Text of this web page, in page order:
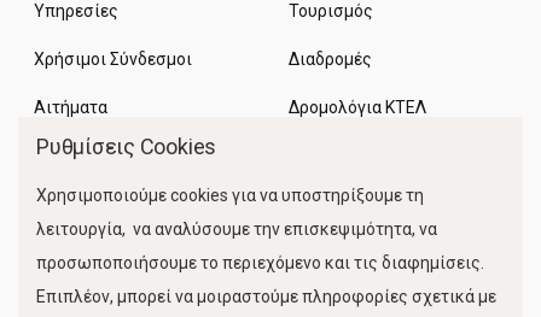
Υπηρεσίες
Χρήσιμοι Σύνδεσμοι
Αιτήματα
Τουρισμός
Διαδρομές
Δρομολόγια ΚΤΕΛ
Κίνηση Λιμένος
Ρυθμίσεις Cookies
Χρησιμοποιούμε cookies για να υποστηρίξουμε τη
λειτουργία, να αναλύσουμε την επισκεψιμότητα, να
προσωποποιήσουμε το περιεχόμενο και τις διαφημίσεις.
Επιπλέον, μπορεί να μοιραστούμε πληροφορίες σχετικά με